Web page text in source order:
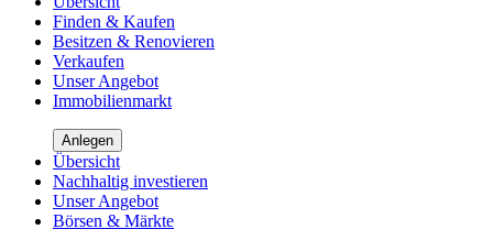
Finden & Kaufen
Besitzen & Renovieren
Verkaufen
Unser Angebot
Immobilienmarkt
Anlegen
Übersicht
Nachhaltig investieren
Unser Angebot
Börsen & Märkte